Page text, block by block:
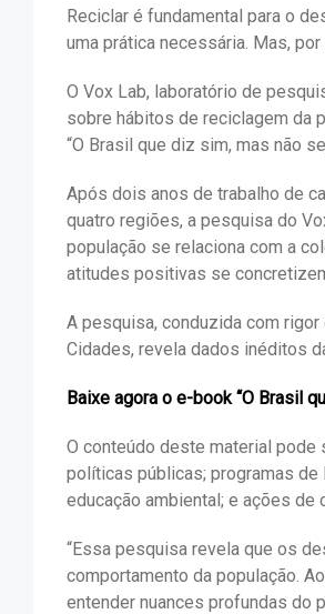
Reciclar é fundamental para o
uma prática necessária. Mas,
O Vox Lab, laboratório de
sobre hábitos de reciclagem da
“O Brasil que diz sim, mas não
Após dois anos de trabalho de
quatro regiões, a pesquisa do
população se relaciona com a
atitudes positivas se
A pesquisa, conduzida com
Cidades, revela dados inéditos
Baixe agora o e-book “O Brasil
O conteúdo deste material
políticas públicas; programas
educação ambiental; e ações de
“Essa pesquisa revela que os
comportamento da população.
entender nuances profundas do